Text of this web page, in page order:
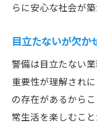
らに安心な社会が
目立たないが欠か
警備は目立たない
重要性が理解され
の存在があるから
常生活を楽しむこ